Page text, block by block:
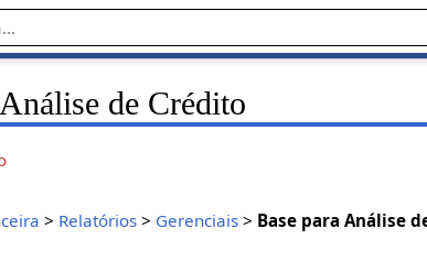
de Crédito
> Relatórios > Gerenciais > Base para Análise